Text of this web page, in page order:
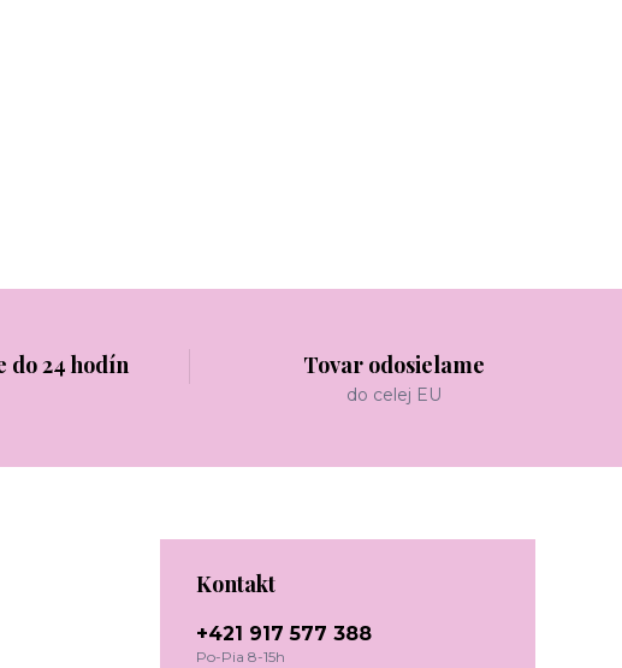
do 24 hodín Tovar odosielame
do celej EU
Kontakt
+421 917 577 388
Po-Pia 8-15h